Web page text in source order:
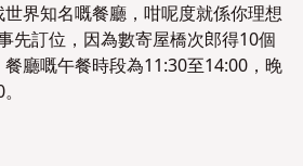
界知名嘅餐廳，咁呢度就係你理想
先訂位，因為數寄屋橋次郎得10個
廳嘅午餐時段為11:30至14:00，晚